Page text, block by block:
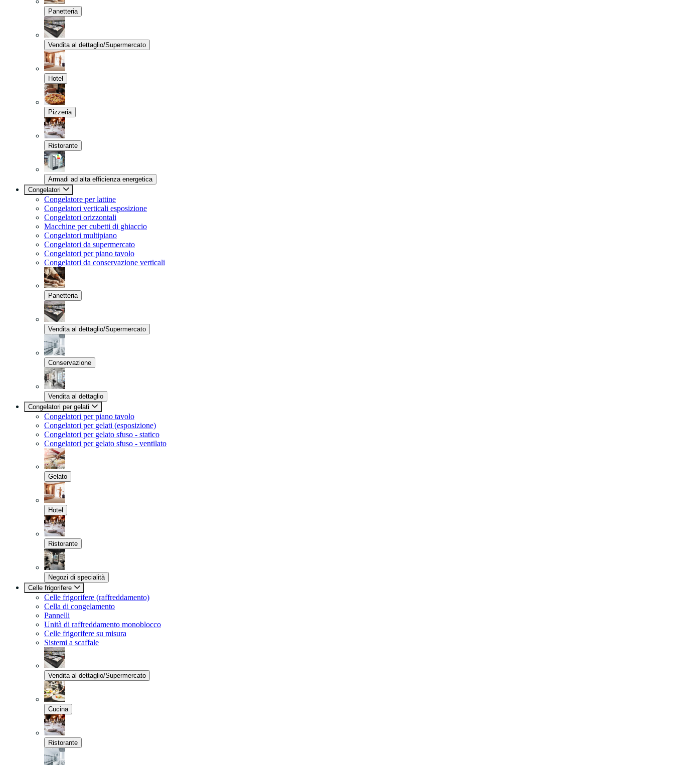
Panetteria
Vendita al dettaglio/Supermercato
Hotel
Pizzeria
Ristorante
Armadi ad alta efficienza energetica
Congelatori
Congelatore per lattine
Congelatori verticali esposizione
Congelatori orizzontali
Macchine per cubetti di ghiaccio
Congelatori multipiano
Congelatori da supermercato
Congelatori per piano tavolo
Congelatori da conservazione verticali
Panetteria
Vendita al dettaglio/Supermercato
Conservazione
Vendita al dettaglio
Congelatori per gelati
Congelatori per piano tavolo
Congelatori per gelati (esposizione)
Congelatori per gelato sfuso - statico
Congelatori per gelato sfuso - ventilato
Gelato
Hotel
Ristorante
Negozi di specialità
Celle frigorifere
Celle frigorifere (raffreddamento)
Cella di congelamento
Pannelli
Unità di raffreddamento monoblocco
Celle frigorifere su misura
Sistemi a scaffale
Vendita al dettaglio/Supermercato
Cucina
Ristorante